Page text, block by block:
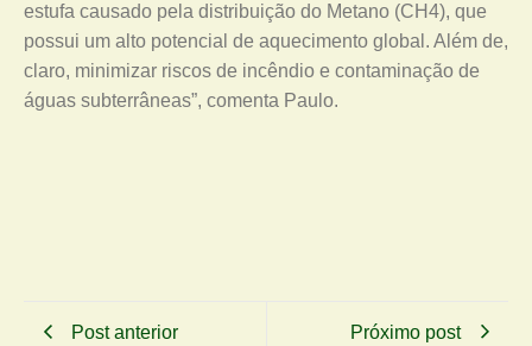
estufa causado pela distribuição do Metano (CH4), que
possui um alto potencial de aquecimento global. Além de,
claro, minimizar riscos de incêndio e contaminação de
águas subterrâneas”, comenta Paulo.
Post anterior Próximo post